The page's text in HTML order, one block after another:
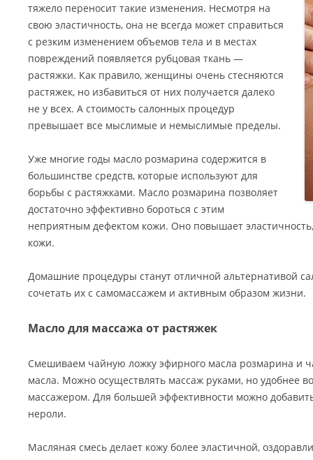
тяжело переносит такие изменения. Несмотря на
свою эластичность, она не всегда может справиться
с резким изменением объемов тела и в местах
повреждений появляется рубцовая ткань —
растяжки. Как правило, женщины очень стесняются
растяжек, но избавиться от них получается далеко
не у всех. А стоимость салонных процедур
превышает все мыслимые и немыслимые пределы.
Уже многие годы масло розмарина содержится в
большинстве средств, которые используют для
борьбы с растяжками. Масло розмарина позволяет
достаточно эффективно бороться с этим
неприятным дефектом кожи. Оно повышает
кожи.
Домашние процедуры станут отличной альтернативой
сочетать их с самомассажем и активным образом жизни.
Масло для массажа от растяжек
Смешиваем чайную ложку эфирного масла розмарина и
масла. Можно осуществлять массаж руками, но удобнее
массажером. Для большей эффективности можно
нероли.
Масляная смесь делает кожу более эластичной,